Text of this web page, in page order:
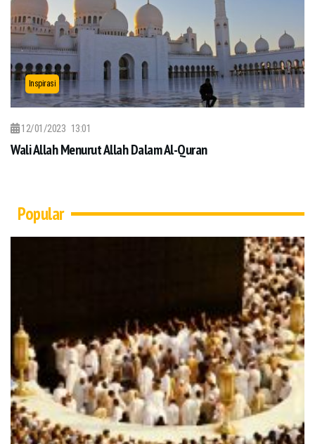
Inspirasi
12/01/2023 13:01
Wali Allah Menurut Allah Dalam Al-Quran
Popular